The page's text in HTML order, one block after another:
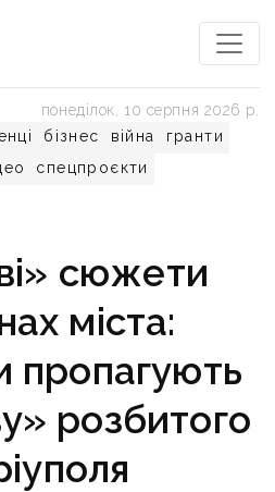
бізнес війна
гранти
спецпроєкти
понеділок, 10 серпня 2026 р.
сюжети
міста:
пропагують
розбитого